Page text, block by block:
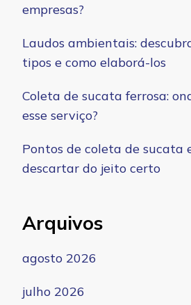
empresas?
Laudos ambientais:
tipos e como elaborá-los
Coleta de sucata ferrosa:
esse serviço?
Pontos de coleta de sucata
descartar do jeito certo
Arquivos
agosto 2026
julho 2026